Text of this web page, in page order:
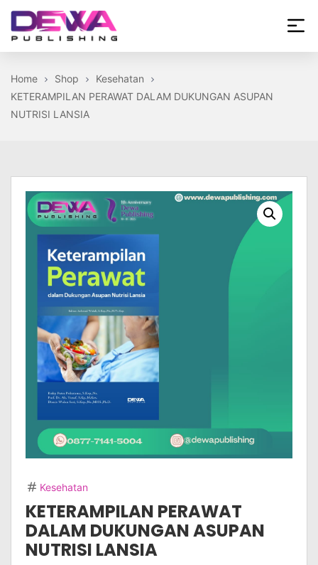
Skip
theDewa
Home
Shop
Kesehatan
KETERAMPILAN PERAWAT DALAM DUKUNGAN ASUPAN
NUTRISI LANSIA
Kesehatan
KETERAMPILAN PERAWAT
DALAM DUKUNGAN ASUPAN
NUTRISI LANSIA